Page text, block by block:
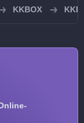
KKBOX